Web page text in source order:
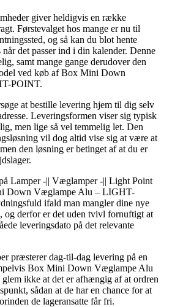
giver heldigvis en række
Førstevalget hos mange er nu til
og så kan du blot hente
det passer ind i din kalender. Denne
samt mange gange derudover den
ved køb af Box Mini Down
POINT.
at bestille levering hjem til dig selv
Leveringsformen viser sig typisk
men lige så vel temmelig let. Den
vil dog altid vise sig at være at
den løsning er betinget af at du er
Lamper -|| Væglamper -|| Light Point
Down Væglampe Alu – LIGHT-
ifald man mangler dine nye
og derfor er det uden tvivl fornuftigt at
leveringsdato på det relevante
præsterer dag-til-dag levering på en
Box Mini Down Væglampe Alu
ikke at det er afhængig af at ordren
sådan at de har en chance for at
de lageransatte får fri.